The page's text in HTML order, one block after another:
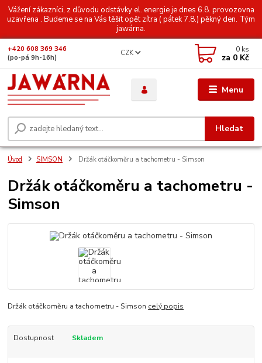
Vážení zákazníci, z důvodu odstávky el. energie je dnes 6.8. provozovna
uzavřena . Budeme se na Vás těšit opět zítra ( pátek 7.8.) pěkný den. Tým
jawárna.
Menu
CZK
Hledat
+420 608 369 346
(po-pá 9h-16h)
0 ks
za 0 Kč
Úvod SIMSON Držák otáčkoměru a tachometru - Simson
Držák otáčkoměru a tachometru -
Simson
Držák otáčkoměru a tachometru - Simson celý popis
Dostupnost Skladem